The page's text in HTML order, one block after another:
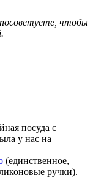
чтобы
посуда с
у нас на
(единственное,
ручки).